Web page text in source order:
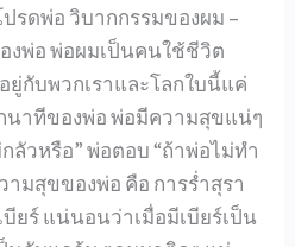
รดพ่อ วิบากกรรมของผม –
งพ่อ พ่อผมเป็นคนใช้ชีวิต
กับพวกเราและโลกใบนี้แค่
นาทีของพ่อ พ่อมีความสุขแน่ๆ
ลัวหรือ” พ่อตอบ “ถ้าพ่อไม่ทำ
ามสุขของพ่อ คือ การร่ำสุรา
ยร์ แน่นอนว่าเมื่อมีเบียร์เป็น